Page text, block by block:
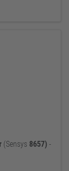
(Sensys 8657) -